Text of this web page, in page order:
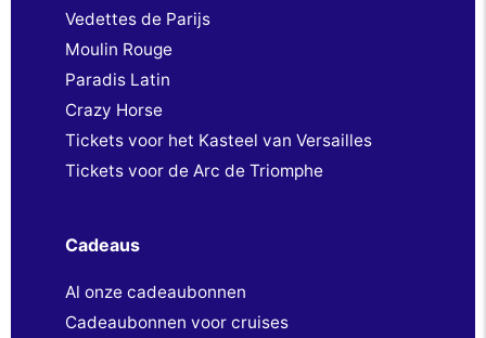
Vedettes de Parijs
Moulin Rouge
Paradis Latin
Crazy Horse
Tickets voor het Kasteel van Versailles
Tickets voor de Arc de Triomphe
Cadeaus
Al onze cadeaubonnen
Cadeaubonnen voor cruises